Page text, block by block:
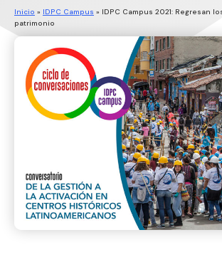
Inicio » IDPC Campus » IDPC Campus 2021: Regresan
patrimonio